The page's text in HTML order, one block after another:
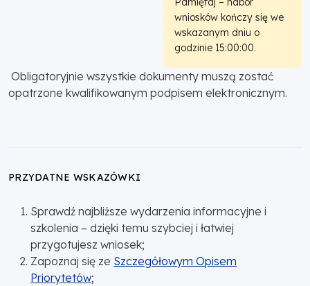
wniosków kończy się we
wskazanym dniu o
godzinie 15:00:00.
Obligatoryjnie wszystkie dokumenty muszą zostać
opatrzone kwalifikowanym podpisem elektronicznym.
PRZYDATNE WSKAZÓWKI
Sprawdź najbliższe wydarzenia informacyjne i
szkolenia – dzięki temu szybciej i łatwiej
przygotujesz wniosek;
Zapoznaj się ze Szczegółowym Opisem
Priorytetów;